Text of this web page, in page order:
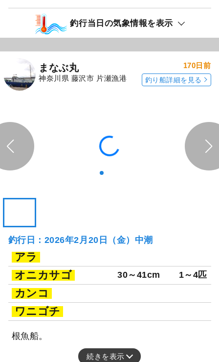
アマダイ（アカアマダイ）
予約プランを見る
全ての釣果を見る
神奈川県 藤沢市 片瀬漁港
170日前
釣行日：2026年2月20日（金）中潮
アラ
オニカサゴ